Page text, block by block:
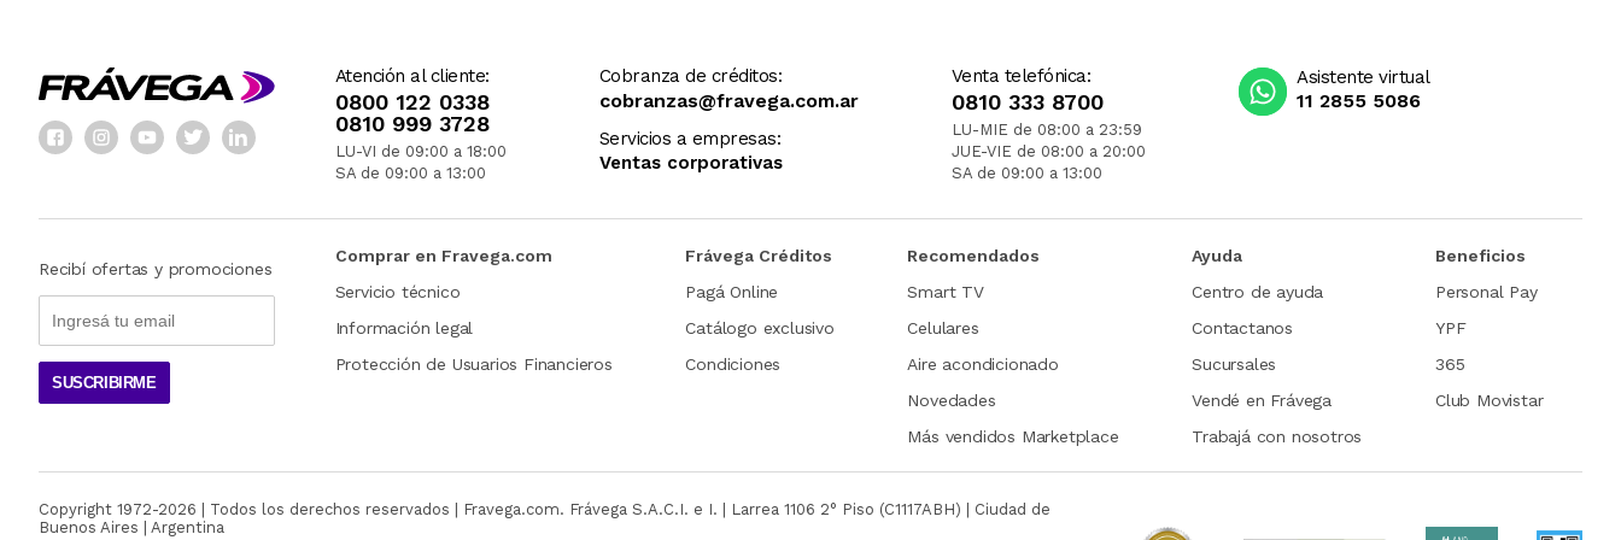
Atención al cliente:
0800 122 0338
0810 999 3728
LU-VI de 09:00 a 18:00
SA de 09:00 a 13:00
Cobranza de créditos:
cobranzas@fravega.com.ar
Servicios a empresas:
Ventas corporativas
Venta telefónica:
0810 333 8700
LU-MIE de 08:00 a 23:59
JUE-VIE de 08:00 a 20:00
SA de 09:00 a 13:00
Asistente virtual
11 2855 5086
Recibí ofertas y promociones
SUSCRIBIRME
Comprar en Fravega.com
Servicio técnico
Información legal
Protección de Usuarios Financieros
Frávega Créditos
Pagá Online
Catálogo exclusivo
Condiciones
Recomendados
Smart TV
Celulares
Aire acondicionado
Novedades
Más vendidos Marketplace
Ayuda
Centro de ayuda
Contactanos
Sucursales
Vendé en Frávega
Trabajá con nosotros
Beneficios
Personal Pay
YPF
365
Club Movistar
Copyright 1972-2026 | Todos los derechos reservados | Fravega.com. Frávega S.A.C.I. e I. | Larrea 1106 2° Piso (C1117ABH) | Ciudad de
Buenos Aires | Argentina